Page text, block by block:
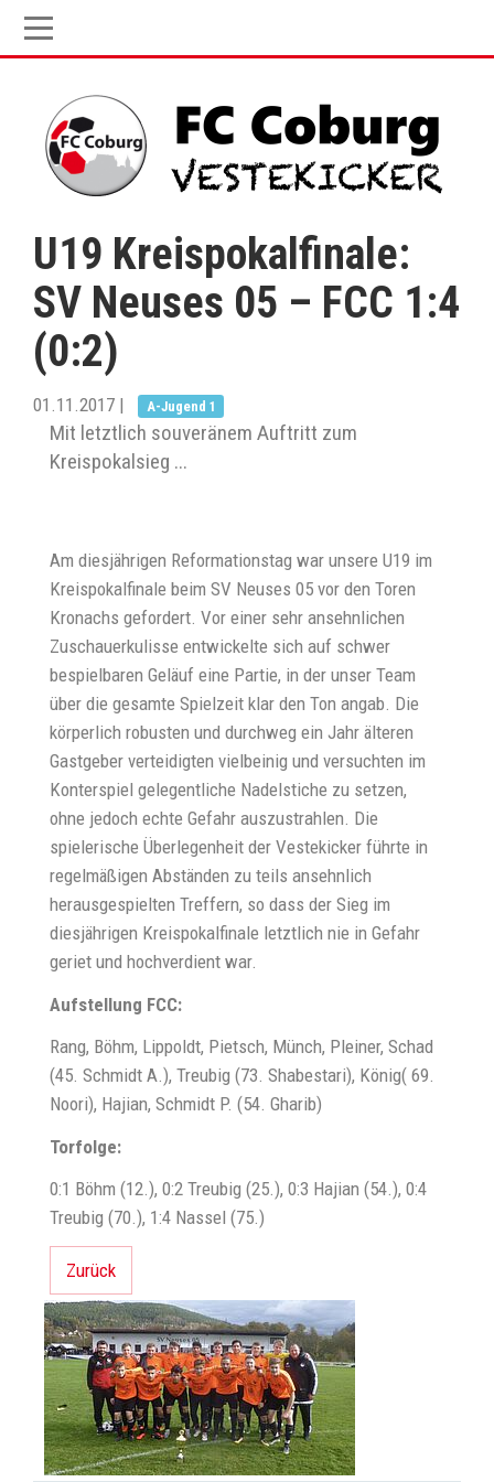
U19 Kreispokalfinale:
SV Neuses 05 – FCC 1:4
(0:2)
01.11.2017 | A-Jugend 1
Mit letztlich souveränem Auftritt zum
Kreispokalsieg ...
Am diesjährigen Reformationstag war unsere U19 im
Kreispokalfinale beim SV Neuses 05 vor den Toren
Kronachs gefordert. Vor einer sehr ansehnlichen
Zuschauerkulisse entwickelte sich auf schwer
bespielbaren Geläuf eine Partie, in der unser Team
über die gesamte Spielzeit klar den Ton angab. Die
körperlich robusten und durchweg ein Jahr älteren
Gastgeber verteidigten vielbeinig und versuchten im
Konterspiel gelegentliche Nadelstiche zu setzen,
ohne jedoch echte Gefahr auszustrahlen. Die
spielerische Überlegenheit der Vestekicker führte in
regelmäßigen Abständen zu teils ansehnlich
herausgespielten Treffern, so dass der Sieg im
diesjährigen Kreispokalfinale letztlich nie in Gefahr
geriet und hochverdient war.
Aufstellung FCC:
Rang, Böhm, Lippoldt, Pietsch, Münch, Pleiner, Schad
(45. Schmidt A.), Treubig (73. Shabestari), König( 69.
Noori), Hajian, Schmidt P. (54. Gharib)
Torfolge:
0:1 Böhm (12.), 0:2 Treubig (25.), 0:3 Hajian (54.), 0:4
Treubig (70.), 1:4 Nassel (75.)
Zurück